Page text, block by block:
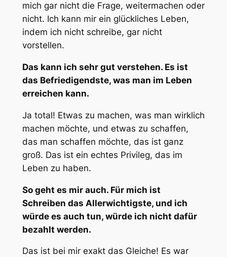
mich gar nicht die Frage, weitermachen oder
nicht. Ich kann mir ein glückliches Leben,
indem ich nicht schreibe, gar nicht
vorstellen.
Das kann ich sehr gut verstehen. Es ist
das Befriedigendste, was man im Leben
erreichen kann.
Ja total! Etwas zu machen, was man wirklich
machen möchte, und etwas zu schaffen,
das man schaffen möchte, das ist ganz
groß. Das ist ein echtes Privileg, das im
Leben zu haben.
So geht es mir auch. Für mich ist
Schreiben das Allerwichtigste, und ich
würde es auch tun, würde ich nicht dafür
bezahlt werden.
Das ist bei mir exakt das Gleiche! Es war